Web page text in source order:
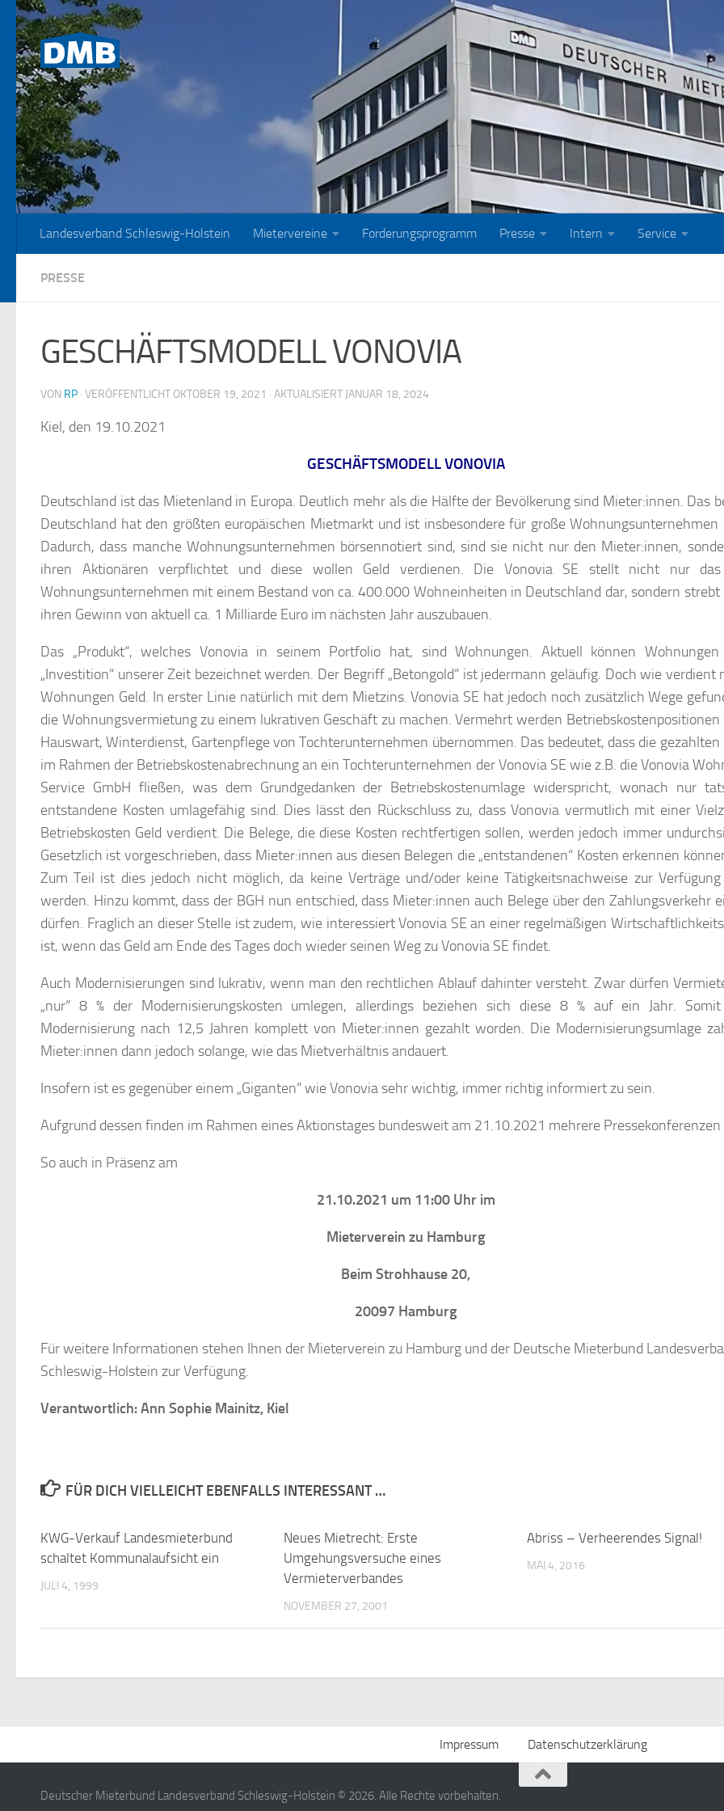
Zum Inhalt springen
Landesverband Schleswig-Holstein Mietervereine Forderungsprogramm Presse Intern Service
PRESSE
GESCHÄFTSMODELL VONOVIA
VON RP · VERÖFFENTLICHT OKTOBER 19, 2021 · AKTUALISIERT JANUAR 18, 2024
Kiel, den 19.10.2021
GESCHÄFTSMODELL VONOVIA
Deutschland ist das Mietenland in Europa. Deutlich mehr als die Hälfte der Bevölkerung sind Mieter:innen. Das
Deutschland hat den größten europäischen Mietmarkt und ist insbesondere für große Wohnungsunternehmen
Dadurch, dass manche Wohnungsunternehmen börsennotiert sind, sind sie nicht nur den Mieter:innen,
ihren Aktionären verpflichtet und diese wollen Geld verdienen. Die Vonovia SE stellt nicht nur
Wohnungsunternehmen mit einem Bestand von ca. 400.000 Wohneinheiten in Deutschland dar, sondern strebt
ihren Gewinn von aktuell ca. 1 Milliarde Euro im nächsten Jahr auszubauen.
Das „Produkt“, welches Vonovia in seinem Portfolio hat, sind Wohnungen. Aktuell können
„Investition“ unserer Zeit bezeichnet werden. Der Begriff „Betongold“ ist jedermann geläufig. Doch wie verdient
Wohnungen Geld. In erster Linie natürlich mit dem Mietzins. Vonovia SE hat jedoch noch zusätzlich Wege
die Wohnungsvermietung zu einem lukrativen Geschäft zu machen. Vermehrt werden Betriebskostenpositionen
Hauswart, Winterdienst, Gartenpflege von Tochterunternehmen übernommen. Das bedeutet, dass die gezahlten
im Rahmen der Betriebskostenabrechnung an ein Tochterunternehmen der Vonovia SE wie z.B. die Vonovia
Service GmbH fließen, was dem Grundgedanken der Betriebskostenumlage widerspricht, wonach nur
entstandene Kosten umlagefähig sind. Dies lässt den Rückschluss zu, dass Vonovia vermutlich mit einer
Betriebskosten Geld verdient. Die Belege, die diese Kosten rechtfertigen sollen, werden jedoch immer
Gesetzlich ist vorgeschrieben, dass Mieter:innen aus diesen Belegen die „entstandenen“ Kosten erkennen
Zum Teil ist dies jedoch nicht möglich, da keine Verträge und/oder keine Tätigkeitsnachweise zur
werden. Hinzu kommt, dass der BGH nun entschied, dass Mieter:innen auch Belege über den Zahlungsverkehr
dürfen. Fraglich an dieser Stelle ist zudem, wie interessiert Vonovia SE an einer regelmäßigen
ist, wenn das Geld am Ende des Tages doch wieder seinen Weg zu Vonovia SE findet.
Auch Modernisierungen sind lukrativ, wenn man den rechtlichen Ablauf dahinter versteht. Zwar dürfen
„nur“ 8 % der Modernisierungskosten umlegen, allerdings beziehen sich diese 8 % auf ein Jahr.
Modernisierung nach 12,5 Jahren komplett von Mieter:innen gezahlt worden. Die Modernisierungsumlage
Mieter:innen dann jedoch solange, wie das Mietverhältnis andauert.
Insofern ist es gegenüber einem „Giganten“ wie Vonovia sehr wichtig, immer richtig informiert zu sein.
Aufgrund dessen finden im Rahmen eines Aktionstages bundesweit am 21.10.2021 mehrere
So auch in Präsenz am
21.10.2021 um 11:00 Uhr im
Mieterverein zu Hamburg
Beim Strohhause 20,
20097 Hamburg
Für weitere Informationen stehen Ihnen der Mieterverein zu Hamburg und der Deutsche Mieterbund
Schleswig-Holstein zur Verfügung.
Verantwortlich: Ann Sophie Mainitz, Kiel
FÜR DICH VIELLEICHT EBENFALLS INTERESSANT …
KWG-Verkauf Landesmieterbund
schaltet Kommunalaufsicht ein
JULI 4, 1999
Neues Mietrecht: Erste
Umgehungsversuche eines
Vermieterverbandes
NOVEMBER 27, 2001
Abriss – Verheerendes Signal!
MAI 4, 2016
Impressum Datenschutzerklärung
Deutscher Mieterbund Landesverband Schleswig-Holstein © 2026. Alle Rechte vorbehalten.